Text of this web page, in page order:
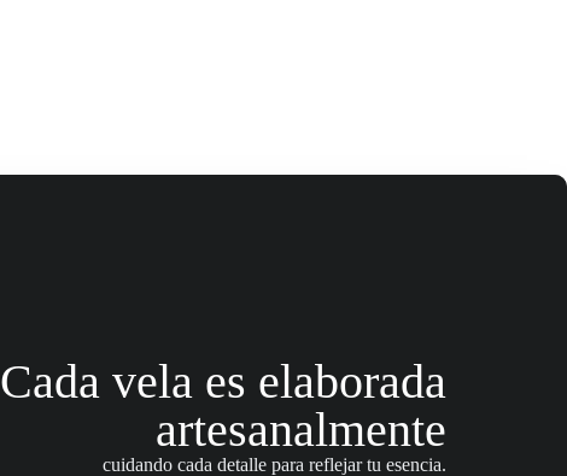
Cada vela es elaborada
artesanalmente
cuidando cada detalle para reflejar tu esencia.